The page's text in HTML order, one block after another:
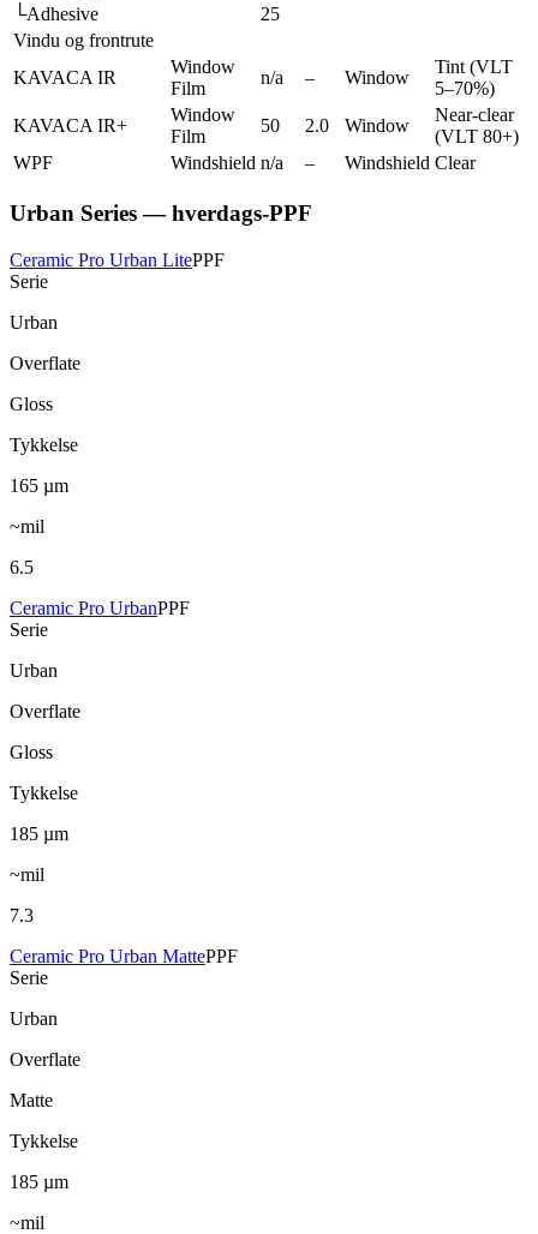
└Adhesive
25
Vindu og frontrute
KAVACA IR
Window
Film
n/a – Window
Tint (VLT
5–70%)
KAVACA IR+
Window
Film
50 2.0 Window
Near-clear
(VLT 80+)
WPF
Windshield n/a – Windshield Clear
Urban Series — hverdags-PPF
Ceramic Pro Urban LitePPF
Serie
Urban
Overflate
Gloss
Tykkelse
165 µm
~mil
6.5
Ceramic Pro UrbanPPF
Serie
Urban
Overflate
Gloss
Tykkelse
185 µm
~mil
7.3
Ceramic Pro Urban MattePPF
Serie
Urban
Overflate
Matte
Tykkelse
185 µm
~mil